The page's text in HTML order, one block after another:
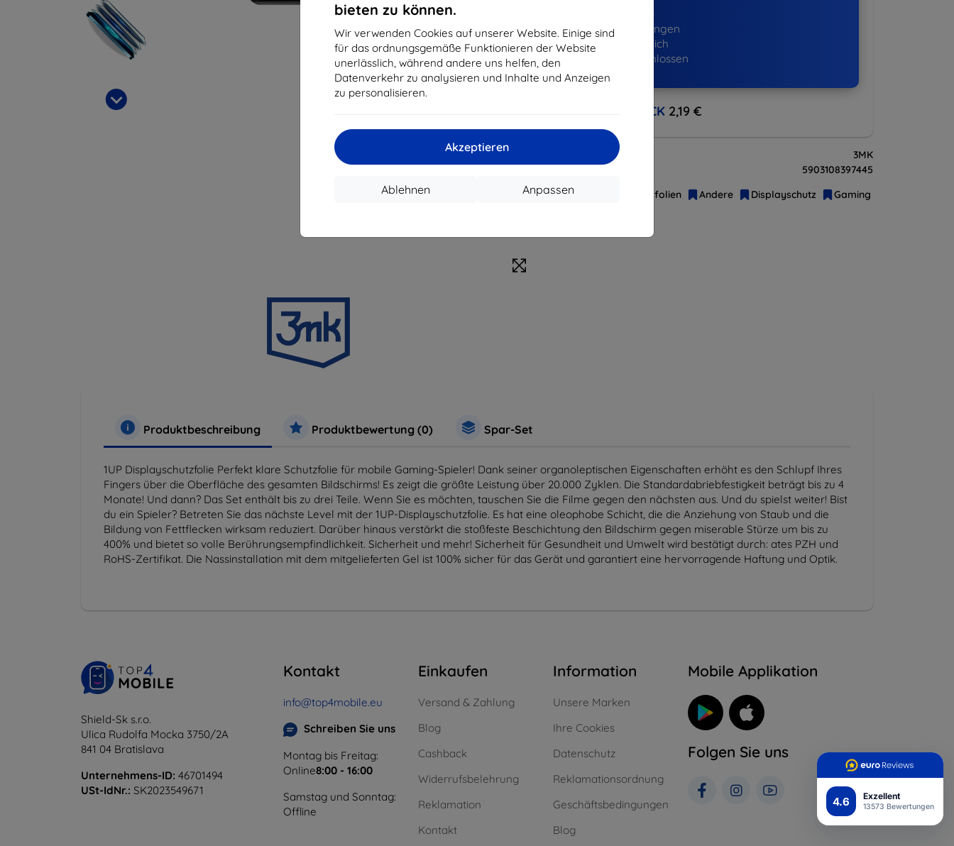
4.6 Exzellent
13573 Bewertungen
bieten zu können.
Wir verwenden Cookies auf unserer Website. Einige sind
für das ordnungsgemäße Funktionieren der Website
unerlässlich, während andere uns helfen, den
Datenverkehr zu analysieren und Inhalte und Anzeigen
zu personalisieren.
Akzeptieren
Anpassen
Ablehnen
819365+
Bestellungen
erfolgreich
abgeschlossen
CASHBACK 2,19 €
3MK
5903108397445
Zubehör
Schutzfolien Andere Displayschutz Gaming
Produktbeschreibung Produktbewertung (0) Spar-Set
1UP Displayschutzfolie Perfekt klare Schutzfolie für mobile Gaming-Spieler! Dank seiner organoleptischen Eigenschaften erhöht es den Schlupf Ihres
Fingers über die Oberfläche des gesamten Bildschirms! Es zeigt die größte Leistung über 20.000 Zyklen. Die Standardabriebfestigkeit beträgt bis zu 4
Monate! Und dann? Das Set enthält bis zu drei Teile. Wenn Sie es möchten, tauschen Sie die Filme gegen den nächsten aus. Und du spielst weiter! Bist
du ein Spieler? Betreten Sie das nächste Level mit der 1UP-Displayschutzfolie. Es hat eine oleophobe Schicht, die die Anziehung von Staub und die
Bildung von Fettflecken wirksam reduziert. Darüber hinaus verstärkt die stoßfeste Beschichtung den Bildschirm gegen miserable Stürze um bis zu
400% und bietet so volle Berührungsempfindlichkeit. Sicherheit und mehr! Sicherheit für Gesundheit und Umwelt wird bestätigt durch: ates PZH und
RoHS-Zertifikat. Die Nassinstallation mit dem mitgelieferten Gel ist 100% sicher für das Gerät und garantiert eine hervorragende Haftung und Optik.
Shield-Sk s.r.o.
Ulica Rudolfa Mocka 3750/2A
841 04 Bratislava
Unternehmens-ID: 46701494
USt-IdNr.: SK2023549671
Kontakt
info@top4mobile.eu
Schreiben Sie uns
Montag bis Freitag:
Online8:00 - 16:00
Samstag und Sonntag:
Offline
Einkaufen
Versand & Zahlung
Blog
Cashback
Widerrufsbelehrung
Reklamation
Kontakt
Information
Unsere Marken
Ihre Cookies
Datenschutz
Reklamationsordnung
Geschäftsbedingungen
Blog
Mobile Applikation
Folgen Sie uns